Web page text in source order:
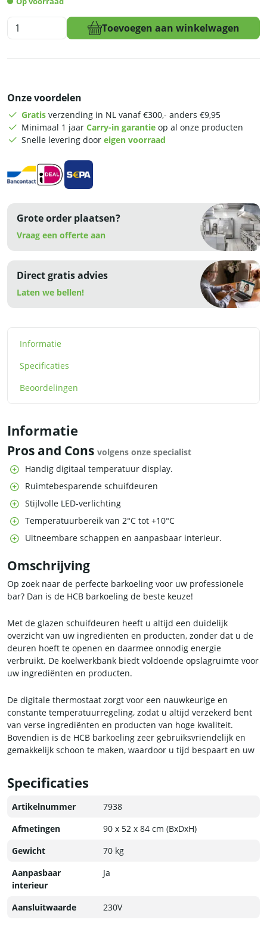
HCB
Barkoeling
218
liter
90
230V
aantal
Toevoegen aan winkelwagen
Onze voordelen
Gratis verzending in NL vanaf €300,- anders €9,95
Minimaal 1 jaar Carry-in garantie op al onze producten
Snelle levering door eigen voorraad
Grote order plaatsen?
Vraag een offerte aan
Direct gratis advies
Laten we bellen!
Informatie
Specificaties
Beoordelingen
Informatie
Pros and Cons volgens onze specialist
Handig digitaal temperatuur display.
Ruimtebesparende schuifdeuren
Stijlvolle LED-verlichting
Temperatuurbereik van 2°C tot +10°C
Uitneembare schappen en aanpasbaar interieur.
Omschrijving
Op zoek naar de perfecte barkoeling voor uw professionele
bar? Dan is de HCB barkoeling de beste keuze!
Met de glazen schuifdeuren heeft u altijd een duidelijk
overzicht van uw ingrediënten en producten, zonder dat u de
deuren hoeft te openen en daarmee onnodig energie
verbruikt. De koelwerkbank biedt voldoende opslagruimte voor
uw ingrediënten en producten.
De digitale thermostaat zorgt voor een nauwkeurige en
constante temperatuurregeling, zodat u altijd verzekerd bent
van verse ingrediënten en producten van hoge kwaliteit.
Bovendien is de HCB barkoeling zeer gebruiksvriendelijk en
gemakkelijk schoon te maken, waardoor u tijd bespaart en uw
De HCB barkoeling met glazen schuifdeuren is van
hoogwaardige kwaliteit en heeft een stijlvol design dat perfect
en functionaliteit met de HCB barkoeling.
Specificaties
Artikelnummer
7938
Afmetingen
90 x 52 x 84 cm (BxDxH)
Gewicht
70 kg
Aanpasbaar
interieur
Ja
Aansluitwaarde
230V